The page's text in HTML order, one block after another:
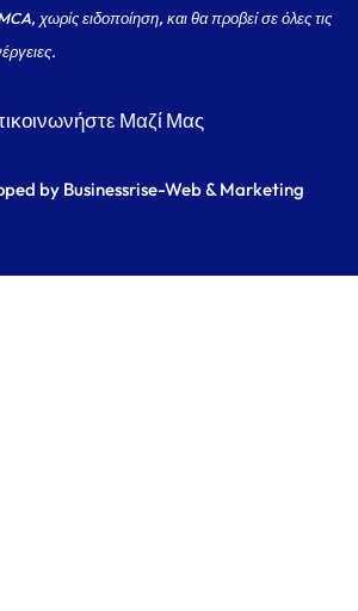
χωρίς ειδοποίηση, και θα προβεί σε όλες τις
Μαζί Μας
by Businessrise-Web & Marketing